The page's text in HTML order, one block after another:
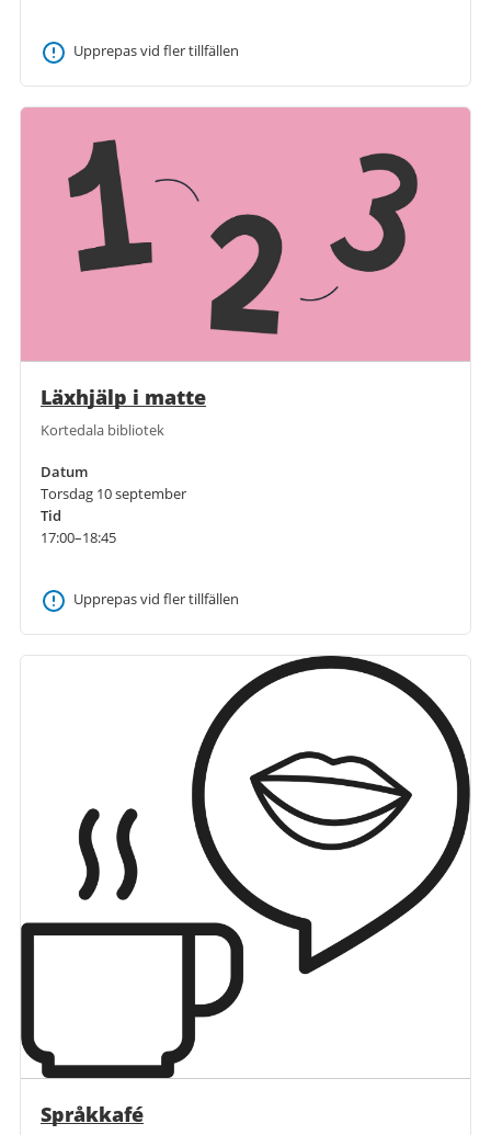
Upprepas vid fler tillfällen
Läxhjälp i matte
Kortedala bibliotek
Datum
Torsdag 10 september
Tid
17:00–18:45
Upprepas vid fler tillfällen
Språkkafé